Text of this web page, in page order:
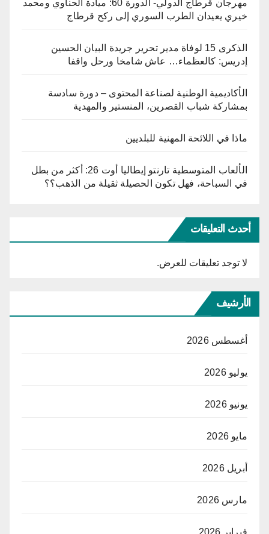
مهرجان قرطاج الدولي- الدورة 60: ميادة الحناوي ومحمد
خيري يعيدان الطرب السوري إلى ركح قرطاج
الذكرى 15 لوفاة مدير تحرير جريدة البيان الحسين
إدريس: كالعظماء… عاش شامخا ورحل واقفا
الأكاديمية الوطنية لصناعة المحتوى – دورة سادسة
بمشاركة شباب القصرين، المنستير والمهدية
ماذا في اللائحة المهنية للبلديين
الألعاب المتوسطية تارنتو إيطاليا أوت 26: أكثر من بطل
في السباحة، فهل تكون الحصيلة ثقيلة من الذهب؟؟
أحدث التعليقات
لا توجد تعليقات للعرض.
الأرشيف
أغسطس 2026
يوليو 2026
يونيو 2026
مايو 2026
أبريل 2026
مارس 2026
فبراير 2026